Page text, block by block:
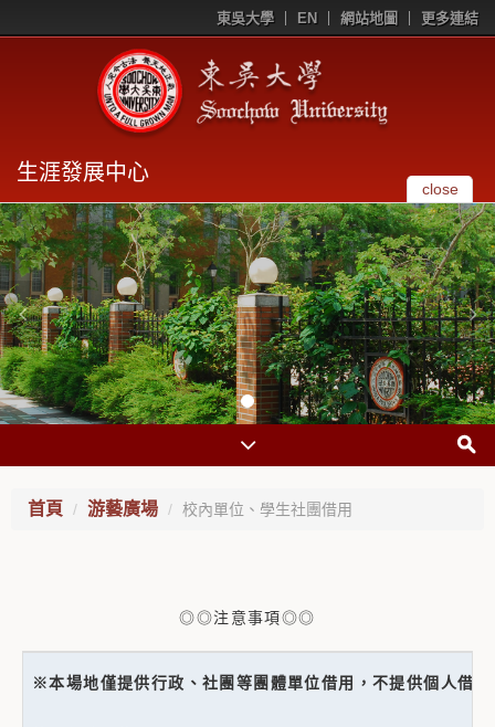
東吳大學 EN 網站地圖 更多連結
生涯發展中心
close
首頁 游藝廣場 校內單位、學生社團借用
◎◎注意事項◎◎
※本場地僅提供行政、社團等團體單位借用，不提供個人借用